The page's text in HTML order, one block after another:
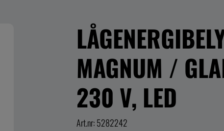
MAGNUM /
230 V, LED
Art.nr: 5282242